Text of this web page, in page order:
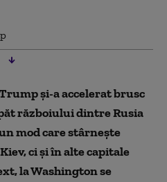
și-a accelerat brusc
războiului dintre Rusia
mod care stârnește
ci și în alte capitale
la Washington se